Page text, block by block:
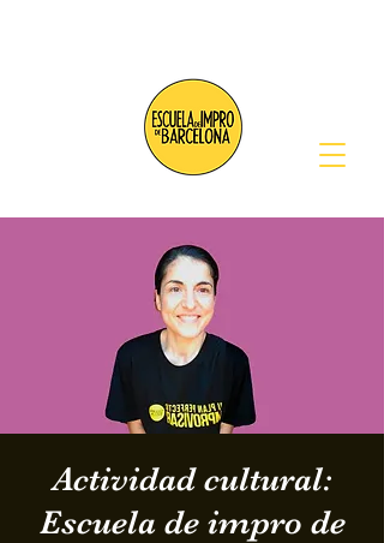
Actividad cultural:
Escuela de impro de